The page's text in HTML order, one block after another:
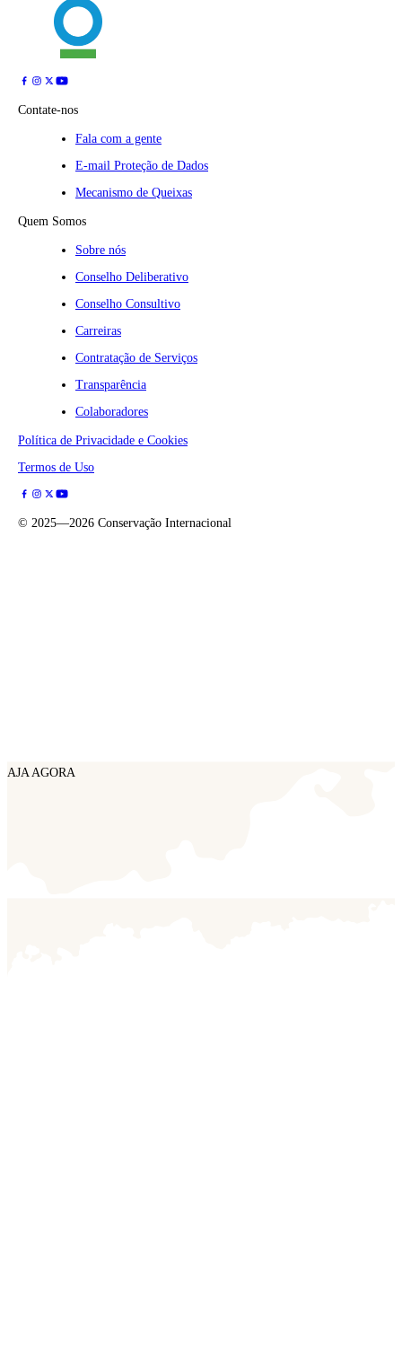
Contate-nos
Fala com a gente
E-mail Proteção de Dados
Mecanismo de Queixas
Quem Somos
Sobre nós
Conselho Deliberativo
Conselho Consultivo
Carreiras
Contratação de Serviços
Transparência
Colaboradores
Política de Privacidade e Cookies
Termos de Uso
© 2025—2026 Conservação Internacional
AJA AGORA